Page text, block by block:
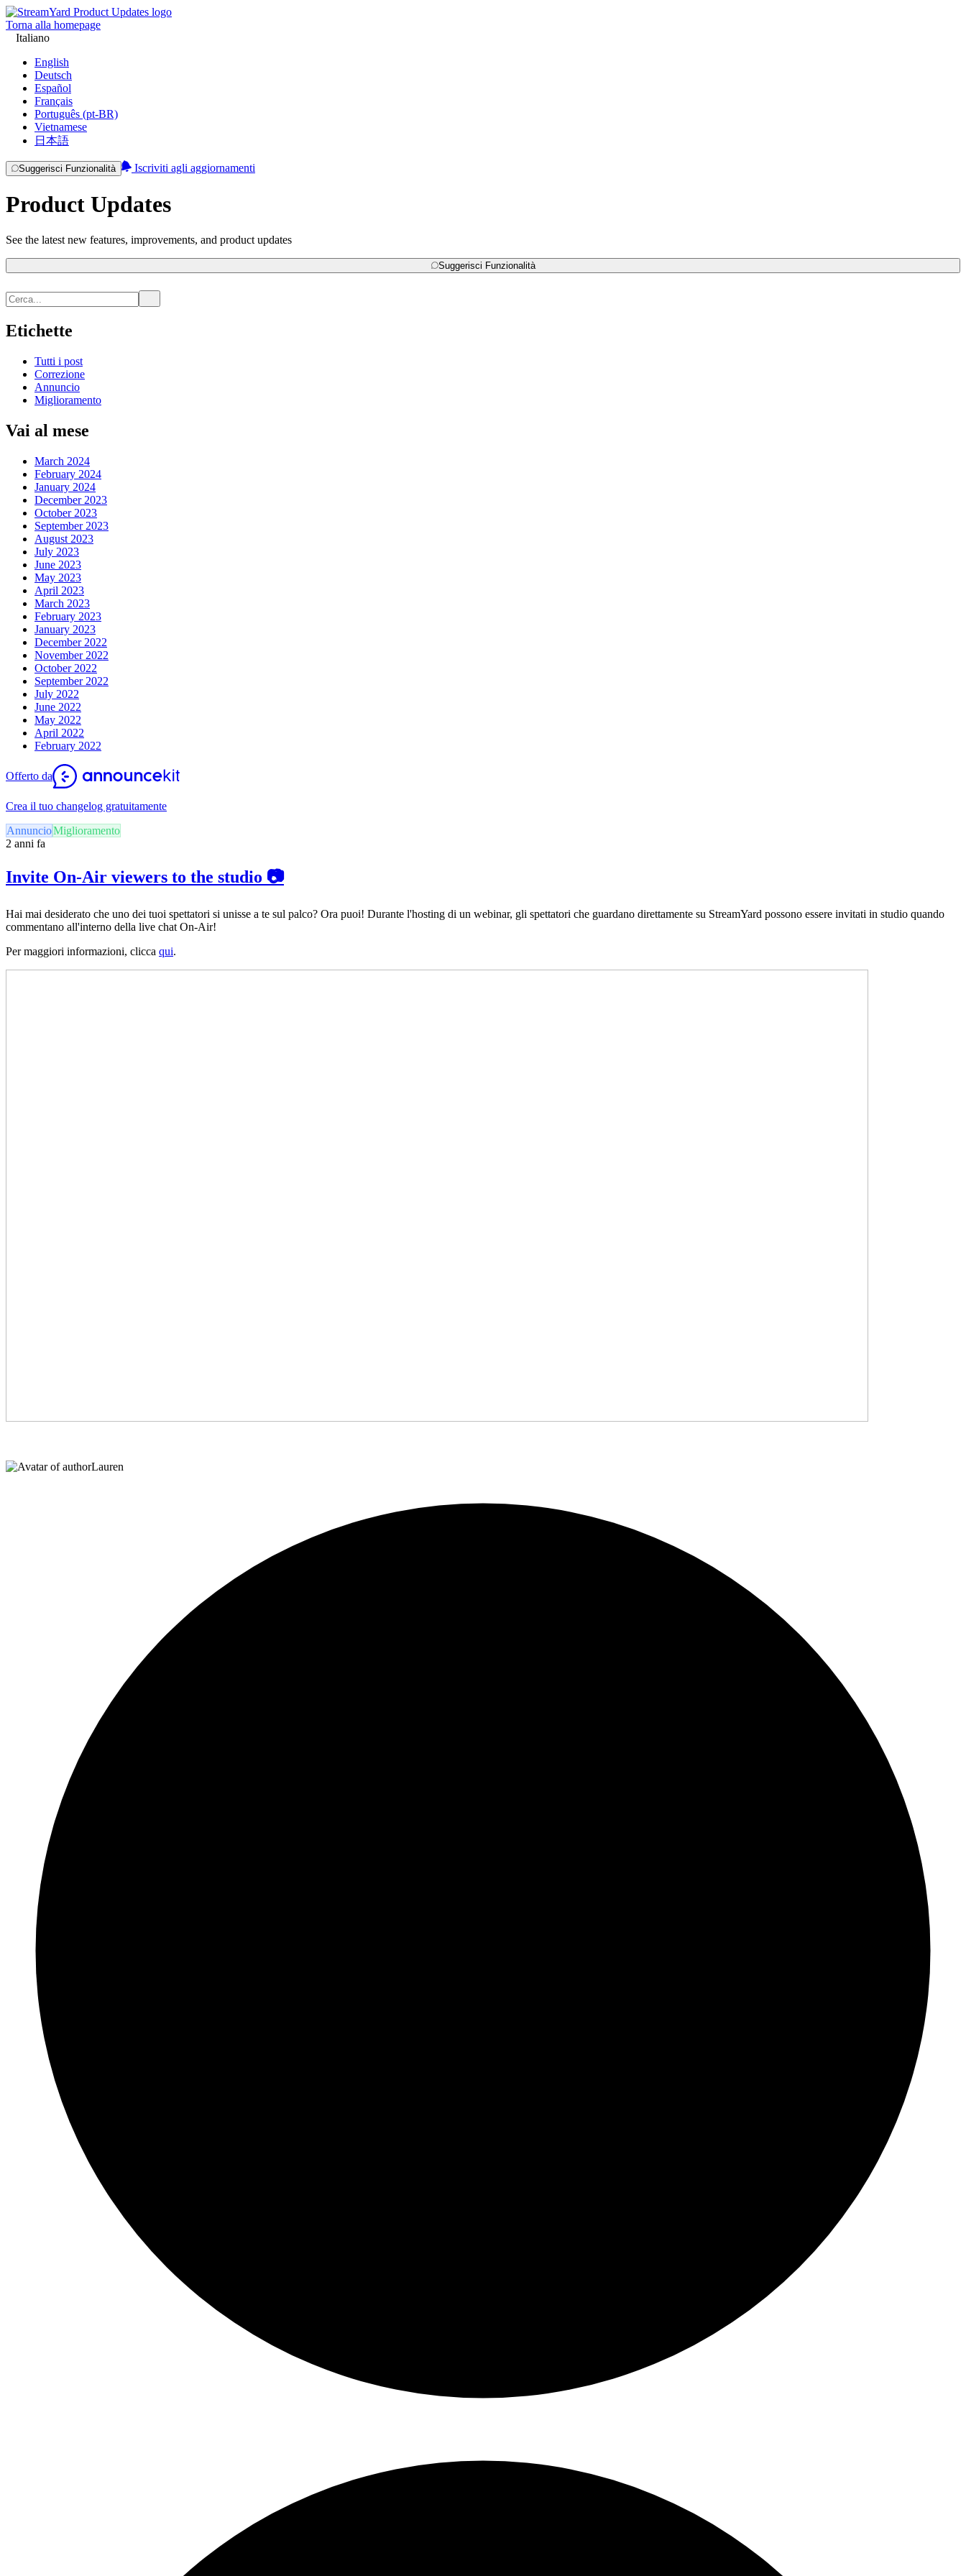
Torna alla homepage
Italiano
English
Deutsch
Español
Français
Português (pt-BR)
Vietnamese
日本語
Suggerisci Funzionalità Iscriviti agli aggiornamenti
Product Updates
See the latest new features, improvements, and product updates
Suggerisci Funzionalità
Etichette
Tutti i post
Correzione
Annuncio
Miglioramento
Vai al mese
March 2024
February 2024
January 2024
December 2023
October 2023
September 2023
August 2023
July 2023
June 2023
May 2023
April 2023
March 2023
February 2023
January 2023
December 2022
November 2022
October 2022
September 2022
July 2022
June 2022
May 2022
April 2022
February 2022
Offerto da
Crea il tuo changelog gratuitamente
AnnuncioMiglioramento
2 anni fa
Invite On-Air viewers to the studio 📷
Hai mai desiderato che uno dei tuoi spettatori si unisse a te sul palco? Ora puoi! Durante l'hosting di un webinar, gli spettatori che guardano direttamente su StreamYard possono essere invitati in studio quando
commentano all'interno della live chat On-Air!
Per maggiori informazioni, clicca qui.
Lauren